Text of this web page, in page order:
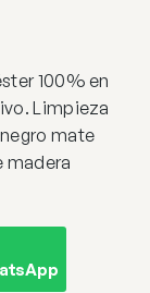
100% en
Limpieza
mate
madera